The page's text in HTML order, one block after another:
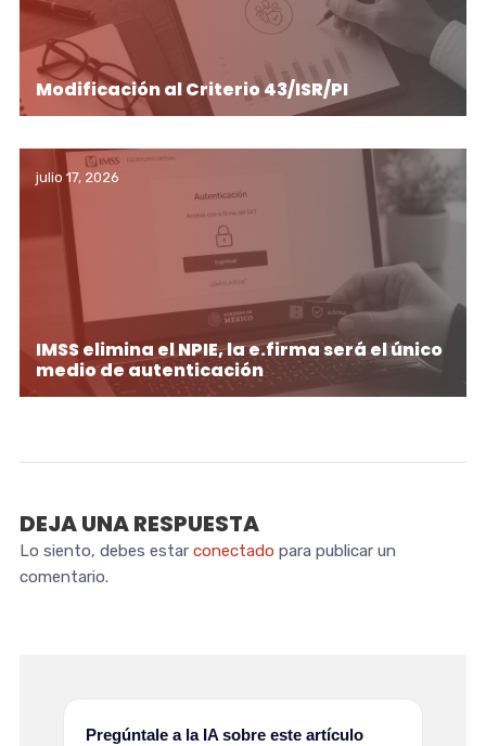
Modificación al Criterio 43/ISR/PI
julio 17, 2026
IMSS elimina el NPIE, la e.firma será el único
medio de autenticación
DEJA UNA RESPUESTA
Lo siento, debes estar conectado para publicar un
comentario.
Pregúntale a la IA sobre este artículo